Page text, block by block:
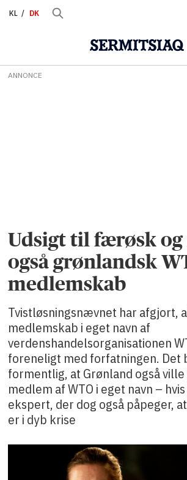
KL DK
ANNONCE
Udsigt til færøsk og
også grønlandsk
medlemskab
Tvistløsningsnævnet har afgjort,
medlemskab i eget navn af
verdenshandelsorganisationen
foreneligt med forfatningen. Det
formentlig, at Grønland også
medlem af WTO i eget navn –
ekspert, der dog også påpeger,
er i dyb krise